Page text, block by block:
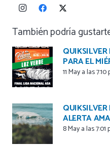
También podría
PARA EL
11 May a las 7:10
ALERTA
8 May a las 7:01